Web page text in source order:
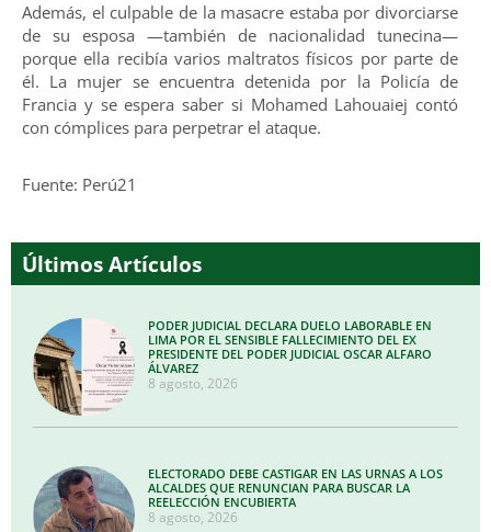
Además, el culpable de la masacre estaba por divorciarse
de su esposa —también de nacionalidad tunecina—
porque ella recibía varios maltratos físicos por parte de
él. La mujer se encuentra detenida por la Policía de
Francia y se espera saber si Mohamed Lahouaiej contó
con cómplices para perpetrar el ataque.
Fuente: Perú21
Últimos Artículos
PODER JUDICIAL DECLARA DUELO LABORABLE EN
LIMA POR EL SENSIBLE FALLECIMIENTO DEL EX
PRESIDENTE DEL PODER JUDICIAL OSCAR ALFARO
ÁLVAREZ
8 agosto, 2026
ELECTORADO DEBE CASTIGAR EN LAS URNAS A LOS
ALCALDES QUE RENUNCIAN PARA BUSCAR LA
REELECCIÓN ENCUBIERTA
8 agosto, 2026